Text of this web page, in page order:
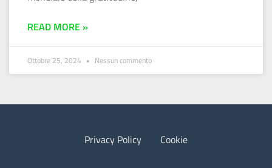
READ MORE »
Ottobre 25, 2024 Nessun commento
Privacy Policy Cookie